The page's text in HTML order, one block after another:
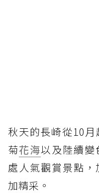
秋天的長崎從10
菊花海以及陸續變
處人氣觀賞景點
加精采。